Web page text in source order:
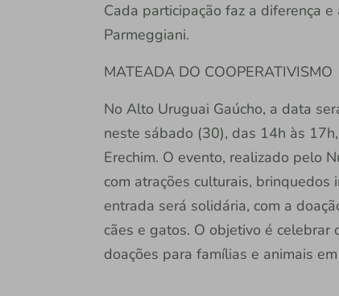
Cada participação faz a diferença
Parmeggiani.
MATEADA DO COOPERATIVISMO
No Alto Uruguai Gaúcho, a data
neste sábado (30), das 14h às
Erechim. O evento, realizado pelo
com atrações culturais,
entrada será solidária, com a
cães e gatos. O objetivo é celebrar
doações para famílias e animais